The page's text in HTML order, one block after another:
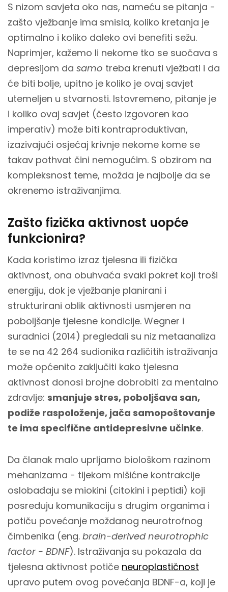
S nizom savjeta oko nas, nameću se pitanja -
zašto vježbanje ima smisla, koliko kretanja je
optimalno i koliko daleko ovi benefiti sežu.
Naprimjer, kažemo li nekome tko se suočava s
depresijom da samo treba krenuti vježbati i da
će biti bolje, upitno je koliko je ovaj savjet
utemeljen u stvarnosti. Istovremeno, pitanje je
i koliko ovaj savjet (često izgovoren kao
imperativ) može biti kontraproduktivan,
izazivajući osjećaj krivnje nekome kome se
takav pothvat čini nemogućim. S obzirom na
kompleksnost teme, možda je najbolje da se
okrenemo istraživanjima.
Zašto fizička aktivnost uopće
funkcionira?
Kada koristimo izraz tjelesna ili fizička
aktivnost, ona obuhvaća svaki pokret koji troši
energiju, dok je vježbanje planirani i
strukturirani oblik aktivnosti usmjeren na
poboljšanje tjelesne kondicije. Wegner i
suradnici (2014) pregledali su niz metaanaliza
te se na 42 264 sudionika različitih istraživanja
može općenito zaključiti kako tjelesna
aktivnost donosi brojne dobrobiti za mentalno
zdravlje: smanjuje stres, poboljšava san,
podiže raspoloženje, jača samopoštovanje
te ima specifične antidepresivne učinke.
Da članak malo uprljamo biološkom razinom
mehanizama - tijekom mišićne kontrakcije
oslobađaju se miokini (citokini i peptidi) koji
posreduju komunikaciju s drugim organima i
potiču povećanje moždanog neurotrofnog
čimbenika (eng. brain-derived neurotrophic
factor - BDNF). Istraživanja su pokazala da
tjelesna aktivnost potiče neuroplastičnost
upravo putem ovog povećanja BDNF-a, koji je